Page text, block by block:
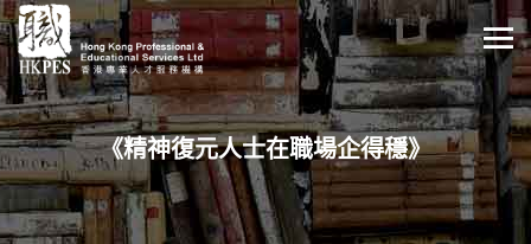
《精神復元人士在職場企得穩》